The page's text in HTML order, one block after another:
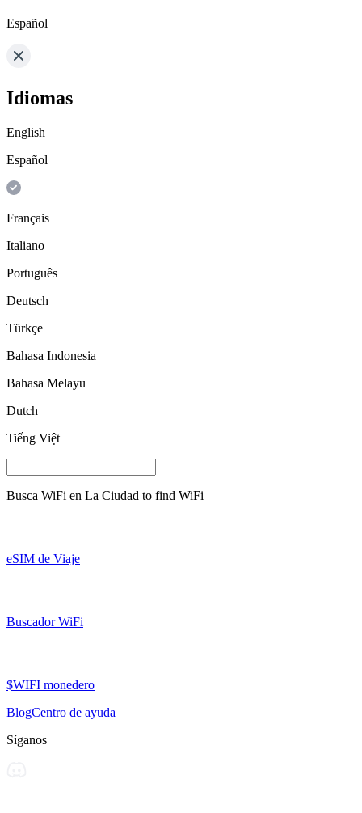
Español
Idiomas
English
Español
Français
Italiano
Português
Deutsch
Türkçe
Bahasa Indonesia
Bahasa Melayu
Dutch
Tiếng Việt
Busca WiFi en La Ciudad to find WiFi
eSIM de Viaje
Buscador WiFi
$WIFI monedero
BlogCentro de ayuda
Síganos